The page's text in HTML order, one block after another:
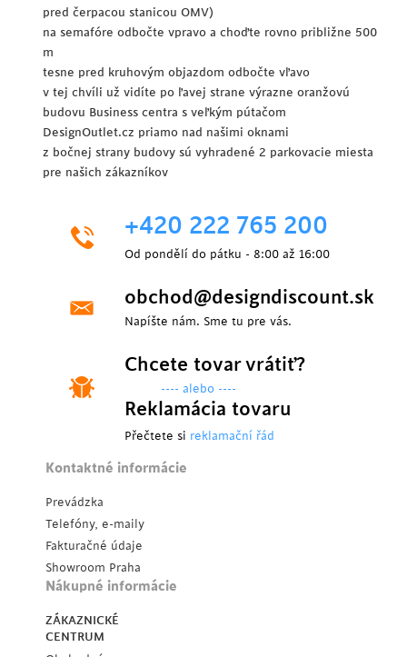
pred čerpacou stanicou OMV)
na semafóre odbočte vpravo a choďte rovno približne 500
m
tesne pred kruhovým objazdom odbočte vľavo
v tej chvíli už vidíte po ľavej strane výrazne oranžovú
budovu Business centra s veľkým pútačom
DesignOutlet.cz priamo nad našimi oknami
z bočnej strany budovy sú vyhradené 2 parkovacie miesta
pre našich zákazníkov
+420 222 765 200
Od pondělí do pátku - 8:00 až 16:00
obchod@designdiscount.sk
Napíšte nám. Sme tu pre vás.
Chcete tovar vrátiť?
---- alebo ----
Reklamácia tovaru
Přečtete si reklamační řád
Kontaktné informácie
Prevádzka
Telefóny, e-maily
Fakturačné údaje
Showroom Praha
Nákupné informácie
ZÁKAZNICKÉ
CENTRUM